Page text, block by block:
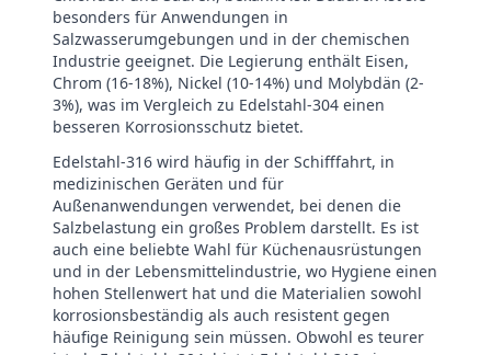
besonders für Anwendungen in
Salzwasserumgebungen und in der chemischen
Industrie geeignet. Die Legierung enthält Eisen,
Chrom (16-18%), Nickel (10-14%) und Molybdän (2-
3%), was im Vergleich zu Edelstahl-304 einen
besseren Korrosionsschutz bietet.
Edelstahl-316 wird häufig in der Schifffahrt, in
medizinischen Geräten und für
Außenanwendungen verwendet, bei denen die
Salzbelastung ein großes Problem darstellt. Es ist
auch eine beliebte Wahl für Küchenausrüstungen
und in der Lebensmittelindustrie, wo Hygiene einen
hohen Stellenwert hat und die Materialien sowohl
korrosionsbeständig als auch resistent gegen
häufige Reinigung sein müssen. Obwohl es teurer